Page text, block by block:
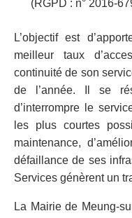
(RGPD : n° 2016-
L’objectif est
meilleur taux
continuité de son
de l’année. Il se
d’interrompre le
les plus courtes
maintenance,
défaillance de ses
Services génèrent un
La Mairie de Meung-